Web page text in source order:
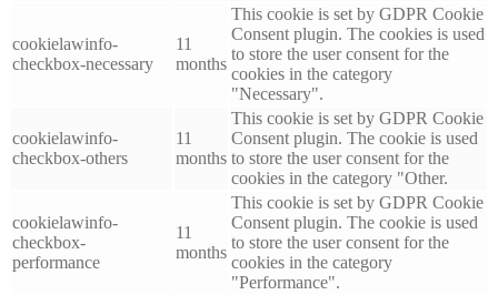
cookielawinfo-
checkbox-necessary
11
months
This cookie is set by GDPR Cookie
Consent plugin. The cookies is used
to store the user consent for the
cookies in the category
"Necessary".
cookielawinfo-
checkbox-others
11
months
This cookie is set by GDPR Cookie
Consent plugin. The cookie is used
to store the user consent for the
cookies in the category "Other.
cookielawinfo-
checkbox-
performance
11
months
This cookie is set by GDPR Cookie
Consent plugin. The cookie is used
to store the user consent for the
cookies in the category
"Performance".